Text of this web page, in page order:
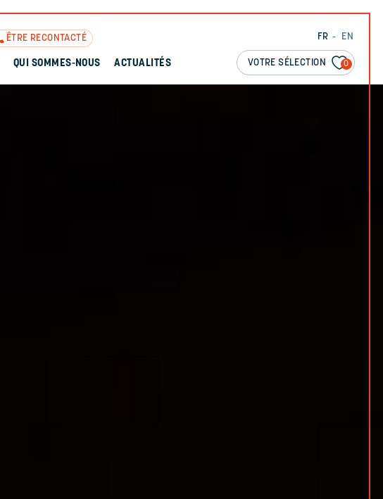
FR EN
VOTRE SÉLECTION 0
ÊTRE RECONTACTÉ
QUI SOMMES-NOUS ACTUALITÉS